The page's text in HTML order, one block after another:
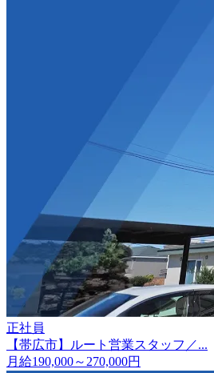
正社員
【帯広市】ルート営業スタッフ／...
月給190,000～270,000円